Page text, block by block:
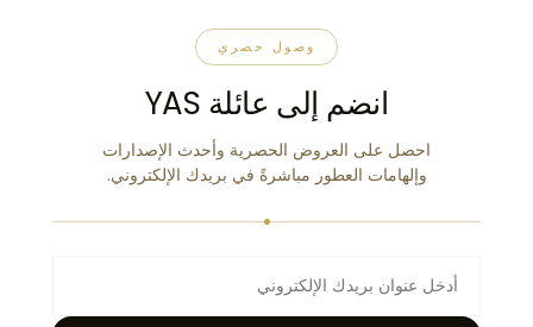
وصول حصري
انضم إلى عائلة YAS
احصل على العروض الحصرية وأحدث الإصدارات
وإلهامات العطور مباشرةً في بريدك الإلكتروني.